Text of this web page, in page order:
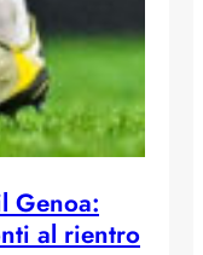
Genoa:
al rientro